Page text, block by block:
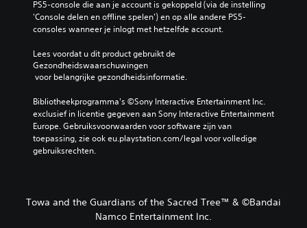
PS5-console die aan je account is gekoppeld (via de instelling
'Console delen en offline spelen') en op alle andere PS5-
consoles wanneer je inlogt met hetzelfde account.
Lees voordat u dit product gebruikt de
Gezondheidswaarschuwingen
voor belangrijke gezondheidsinformatie.
Bibliotheekprogramma's ©Sony Interactive Entertainment Inc.
exclusief in licentie gegeven aan Sony Interactive Entertainment
Europe. Gebruiksvoorwaarden voor software zijn van
toepassing, zie ook eu.playstation.com/legal voor volledige
gebruiksrechten.
Towa and the Guardians of the Sacred Tree™ & ©Bandai
Namco Entertainment Inc.